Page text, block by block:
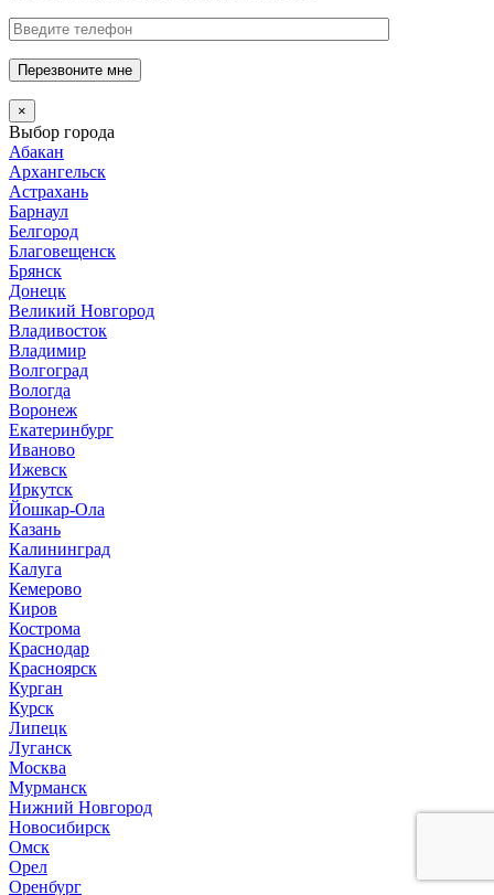
Перезвоните мне
×
Выбор города
Абакан
Архангельск
Астрахань
Барнаул
Белгород
Благовещенск
Брянск
Донецк
Великий Новгород
Владивосток
Владимир
Волгоград
Вологда
Воронеж
Екатеринбург
Иваново
Ижевск
Иркутск
Йошкар-Ола
Казань
Калининград
Калуга
Кемерово
Киров
Кострома
Краснодар
Красноярск
Курган
Курск
Липецк
Луганск
Москва
Мурманск
Нижний Новгород
Новосибирск
Омск
Орел
Оренбург